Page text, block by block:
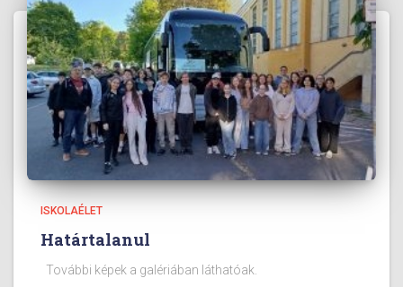
ISKOLAÉLET
Határtalanul
További képek a galériában láthatóak.